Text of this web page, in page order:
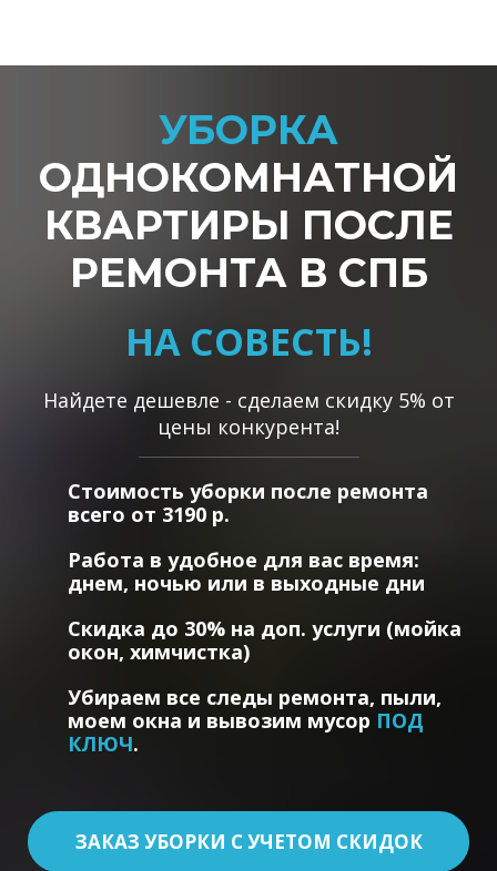
УБОРКА
ОДНОКОМНАТНОЙ
КВАРТИРЫ ПОСЛЕ
РЕМОНТА В СПБ
НА СОВЕСТЬ!
Найдете дешевле - сделаем скидку 5% от
цены конкурента!
Стоимость уборки после ремонта
всего от 3190 р.
Работа в удобное для вас время:
днем, ночью или в выходные дни
Скидка до 30% на доп. услуги (мойка
окон, химчистка)
Убираем все следы ремонта, пыли,
моем окна и вывозим мусор ПОД
КЛЮЧ.
ЗАКАЗ УБОРКИ С УЧЕТОМ СКИДОК